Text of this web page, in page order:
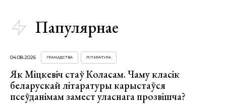
Папулярнае
04.08.2026 ГРАМАДСТВА ЛІТАРАТУРА
Як Міцкевіч стаў Коласам. Чаму класік
беларускай літаратуры карыстаўся
псеўданімам замест уласнага прозвішча?